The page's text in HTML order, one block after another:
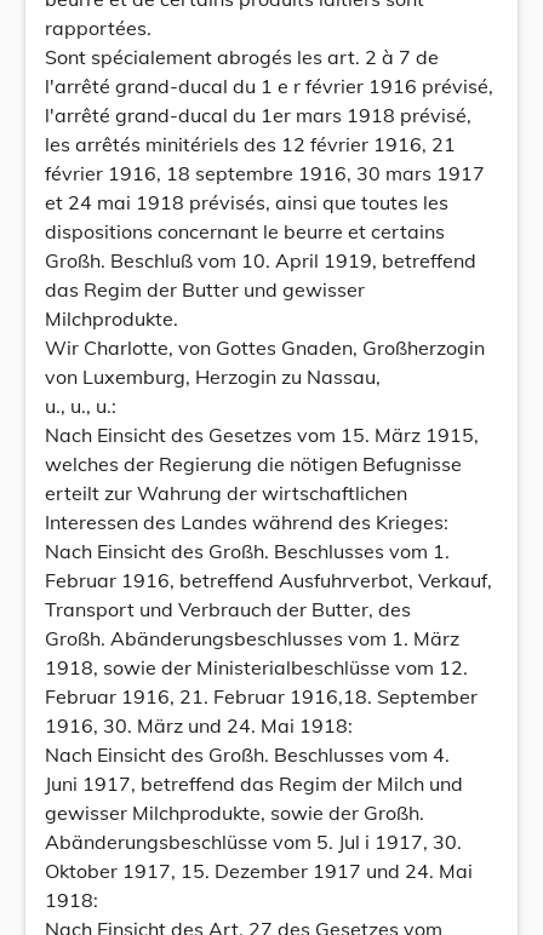
rapportées.
Sont spécialement abrogés les art. 2 à 7 de
l'arrêté grand-ducal du 1 e r février 1916 prévisé,
l'arrêté grand-ducal du 1er mars 1918 prévisé,
les arrêtés minitériels des 12 février 1916, 21
février 1916, 18 septembre 1916, 30 mars 1917
et 24 mai 1918 prévisés, ainsi que toutes les
dispositions concernant le beurre et certains
Großh. Beschluß vom 10. April 1919, betreffend
das Regim der Butter und gewisser
Milchprodukte.
Wir Charlotte, von Gottes Gnaden, Großherzogin
von Luxemburg, Herzogin zu Nassau,
u., u., u.:
Nach Einsicht des Gesetzes vom 15. März 1915,
welches der Regierung die nötigen Befugnisse
erteilt zur Wahrung der wirtschaftlichen
Interessen des Landes während des Krieges:
Nach Einsicht des Großh. Beschlusses vom 1.
Februar 1916, betreffend Ausfuhrverbot, Verkauf,
Transport und Verbrauch der Butter, des
Großh. Abänderungsbeschlusses vom 1. März
1918, sowie der Ministerialbeschlüsse vom 12.
Februar 1916, 21. Februar 1916,18. September
1916, 30. März und 24. Mai 1918:
Nach Einsicht des Großh. Beschlusses vom 4.
Juni 1917, betreffend das Regim der Milch und
gewisser Milchprodukte, sowie der Großh.
Abänderungsbeschlüsse vom 5. Jul i 1917, 30.
Oktober 1917, 15. Dezember 1917 und 24. Mai
1918:
Nach Einsicht des Art. 27 des Gesetzes vom